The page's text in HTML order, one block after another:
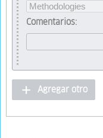
Comentarios:
Agregar otro